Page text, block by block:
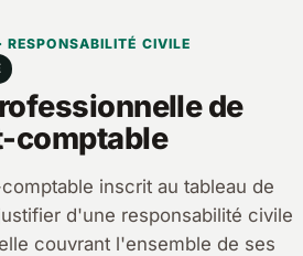
RESPONSABILITÉ CIVILE
de
comptable
inscrit au tableau de
d'une responsabilité civile
couvrant l'ensemble de ses